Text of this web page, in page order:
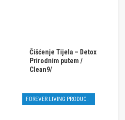
Čišćenje Tijela – Detox
Prirodnim putem /
Clean9/